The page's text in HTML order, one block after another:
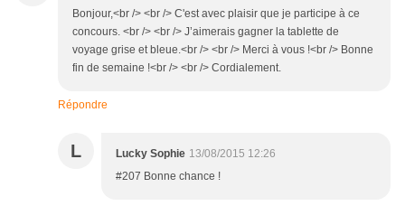
Bonjour,<br /> <br /> C'est avec plaisir que je participe à ce
concours. <br /> <br /> J’aimerais gagner la tablette de
voyage grise et bleue.<br /> <br /> Merci à vous !<br /> Bonne
fin de semaine !<br /> <br /> Cordialement.
Répondre
L Lucky Sophie 13/08/2015 12:26
#207 Bonne chance !